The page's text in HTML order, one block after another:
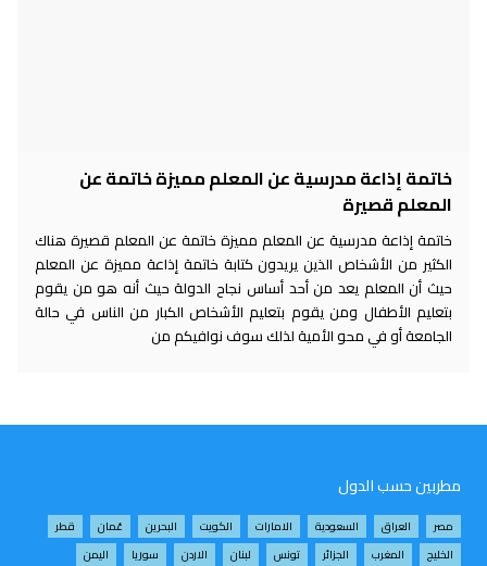
خاتمة إذاعة مدرسية عن المعلم مميزة خاتمة عن
المعلم قصيرة
خاتمة إذاعة مدرسية عن المعلم مميزة خاتمة عن المعلم قصيرة هناك
الكثير من الأشخاص الذين يريدون كتابة خاتمة إذاعة مميزة عن المعلم
حيث أن المعلم يعد من أحد أساس نجاح الدولة حيث أنه هو من يقوم
بتعليم الأطفال ومن يقوم بتعليم الأشخاص الكبار من الناس في حالة
الجامعة أو في محو الأمية لذلك سوف نوافيكم من
مطربين حسب الدول
مصر العراق السعودية الامارات الكويت البحرين عُمان
قطر
الخليج
المغرب الجزائر تونس لبنان الاردن سوريا اليمن